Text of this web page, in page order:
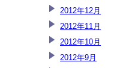
2012年12月
2012年11月
2012年10月
2012年9月